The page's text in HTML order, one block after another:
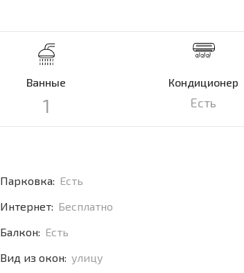
Ванные
1
Кондиционер
Есть
Парковка: Есть
Интернет: Бесплатно
Балкон: Есть
Вид из окон: улицу